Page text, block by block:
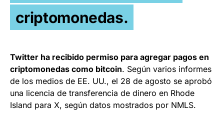
criptomonedas.
Twitter ha recibido permiso para agregar pagos en
criptomonedas como bitcoin. Según varios informes
de los medios de EE. UU., el 28 de agosto se aprobó
una licencia de transferencia de dinero en Rhode
Island para X, según datos mostrados por NMLS.